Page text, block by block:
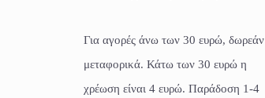
Για αγορές άνω των 30 ευρώ, δωρεάν
μεταφορικά. Κάτω των 30 ευρώ η
χρέωση είναι 4 ευρώ. Παράδοση 1-4